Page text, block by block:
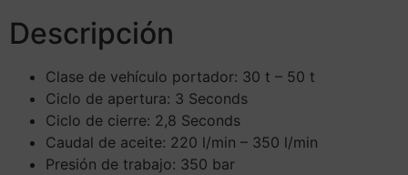
Descripción
Clase de vehículo portador: 30 t – 50 t
Ciclo de apertura: 3 Seconds
Ciclo de cierre: 2,8 Seconds
Caudal de aceite: 220 l/min – 350 l/min
Presión de trabajo: 350 bar